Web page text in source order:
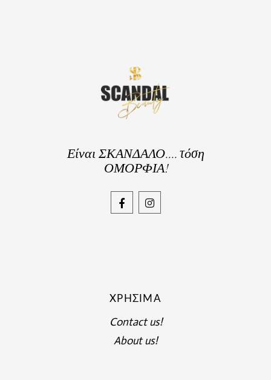
Είναι ΣΚΑΝΔΑΛΟ.... τόση
ΟΜΟΡΦΙΑ!
ΧΡΉΣΙΜΑ
Contact us!
About us!